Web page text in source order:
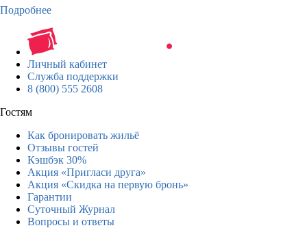
Подробнее
Личный кабинет
Служба поддержки
8 (800) 555 2608
Гостям
Как бронировать жильё
Отзывы гостей
Кэшбэк 30%
Акция «Пригласи друга»
Акция «Скидка на первую бронь»
Гарантии
Суточный Журнал
Вопросы и ответы